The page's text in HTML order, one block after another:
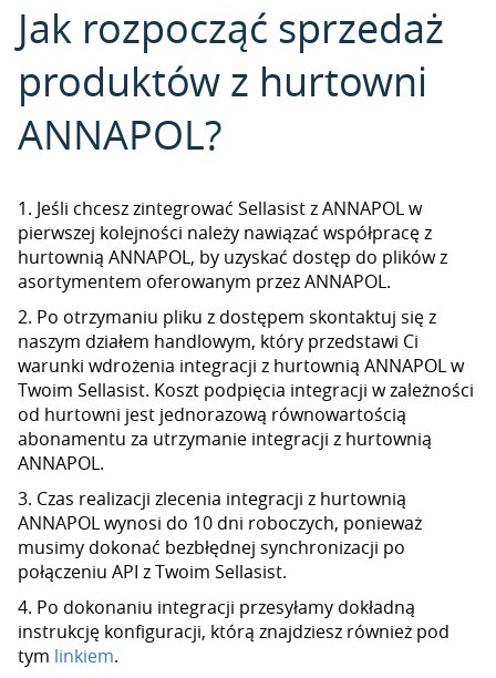
Jak rozpocząć sprzedaż
produktów z hurtowni
ANNAPOL?
1. Jeśli chcesz zintegrować Sellasist z ANNAPOL w
pierwszej kolejności należy nawiązać współpracę z
hurtownią ANNAPOL, by uzyskać dostęp do plików z
asortymentem oferowanym przez ANNAPOL.
2. Po otrzymaniu pliku z dostępem skontaktuj się z
naszym działem handlowym, który przedstawi Ci
warunki wdrożenia integracji z hurtownią ANNAPOL w
Twoim Sellasist. Koszt podpięcia integracji w zależności
od hurtowni jest jednorazową równowartością
abonamentu za utrzymanie integracji z hurtownią
ANNAPOL.
3. Czas realizacji zlecenia integracji z hurtownią
ANNAPOL wynosi do 10 dni roboczych, ponieważ
musimy dokonać bezbłędnej synchronizacji po
połączeniu API z Twoim Sellasist.
4. Po dokonaniu integracji przesyłamy dokładną
instrukcję konfiguracji, którą znajdziesz również pod
tym linkiem.